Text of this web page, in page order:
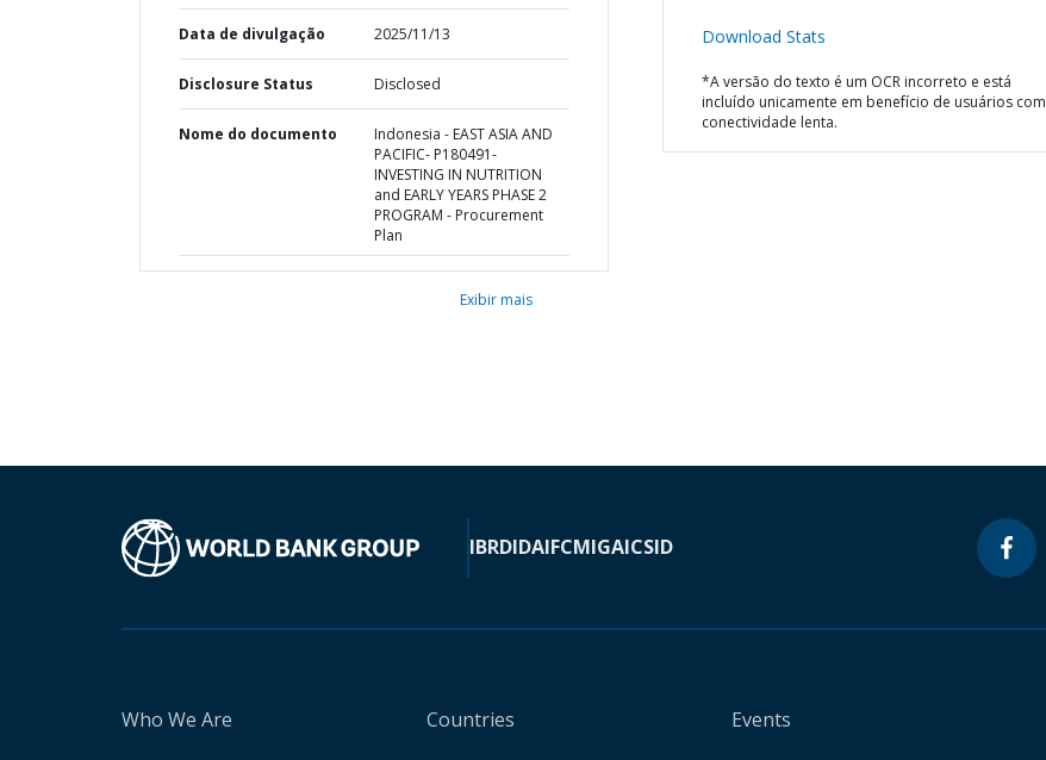
Data de divulgação 2025/11/13
Disclosure Status Disclosed
Nome do documento
Indonesia - EAST ASIA AND
PACIFIC- P180491-
INVESTING IN NUTRITION
and EARLY YEARS PHASE 2
PROGRAM - Procurement
Plan
Exibir mais
Download Stats
*A versão do texto é um OCR incorreto e está
incluído unicamente em benefício de usuários com
conectividade lenta.
IBRDIDAIFCMIGAICSID
Who We Are
Countries
Events